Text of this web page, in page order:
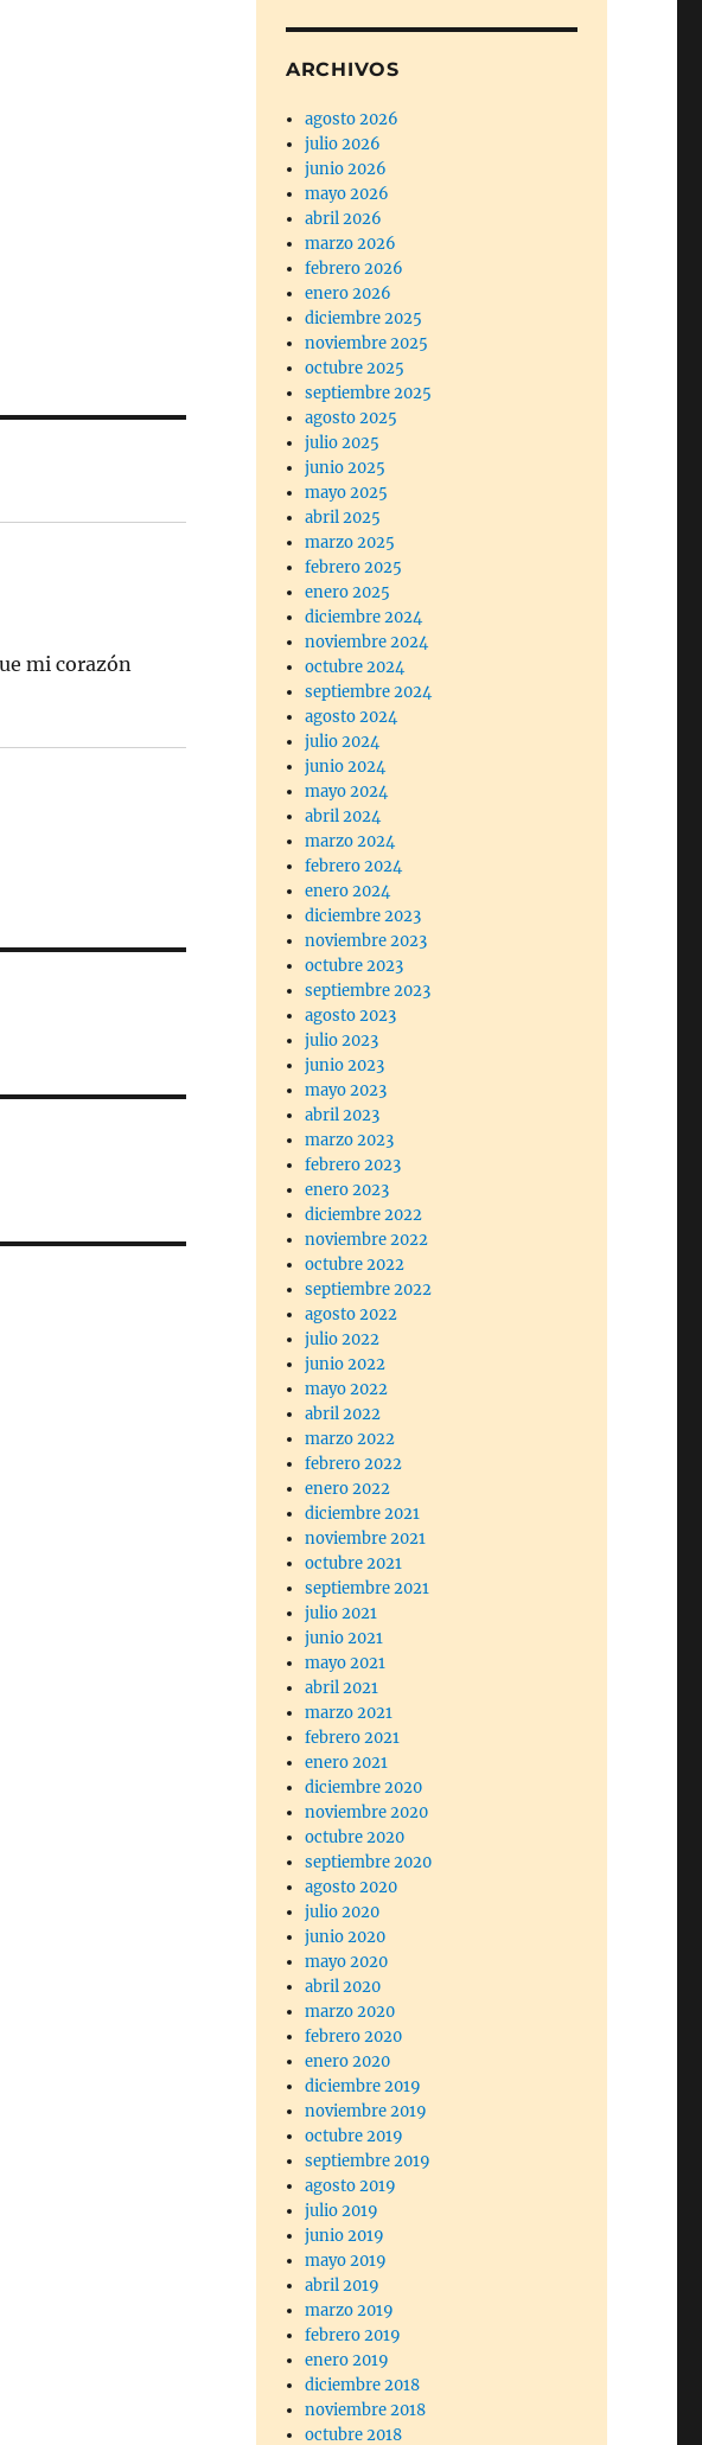
mi corazón
ARCHIVOS
agosto 2026
julio 2026
junio 2026
mayo 2026
abril 2026
marzo 2026
febrero 2026
enero 2026
diciembre 2025
noviembre 2025
octubre 2025
septiembre 2025
agosto 2025
julio 2025
junio 2025
mayo 2025
abril 2025
marzo 2025
febrero 2025
enero 2025
diciembre 2024
noviembre 2024
octubre 2024
septiembre 2024
agosto 2024
julio 2024
junio 2024
mayo 2024
abril 2024
marzo 2024
febrero 2024
enero 2024
diciembre 2023
noviembre 2023
octubre 2023
septiembre 2023
agosto 2023
julio 2023
junio 2023
mayo 2023
abril 2023
marzo 2023
febrero 2023
enero 2023
diciembre 2022
noviembre 2022
octubre 2022
septiembre 2022
agosto 2022
julio 2022
junio 2022
mayo 2022
abril 2022
marzo 2022
febrero 2022
enero 2022
diciembre 2021
noviembre 2021
octubre 2021
septiembre 2021
julio 2021
junio 2021
mayo 2021
abril 2021
marzo 2021
febrero 2021
enero 2021
diciembre 2020
noviembre 2020
octubre 2020
septiembre 2020
agosto 2020
julio 2020
junio 2020
mayo 2020
abril 2020
marzo 2020
febrero 2020
enero 2020
diciembre 2019
noviembre 2019
octubre 2019
septiembre 2019
agosto 2019
julio 2019
junio 2019
mayo 2019
abril 2019
marzo 2019
febrero 2019
enero 2019
diciembre 2018
noviembre 2018
octubre 2018